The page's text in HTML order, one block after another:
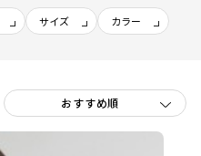
サイズ カラー